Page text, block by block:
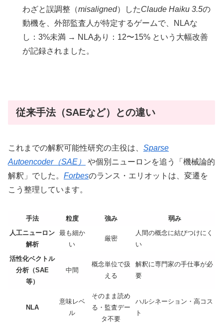
わざと誤調整（misaligned）したClaude Haiku 3.5の
動機を、外部監査人が特定するゲームで、NLAな
し：3%未満 → NLAあり：12〜15% という大幅改善
が記録されました。
従来手法（SAEなど）との違い
これまでの解釈可能性研究の主役は、 Sparse
Autoencoder（SAE）
や個別ニューロンを追う「機械論的
解釈」でした。 Forbesのランス・エリオットは、変遷を
こう整理しています。
手法 粒度 強み
弱み
人工ニューロン
解析
最も細か
い
厳密
人間の概念に結びつけにく
い
活性化ベクトル
分析（SAE
等）
中間
概念単位で扱
える
解釈に専門家の手仕事が必
要
NLA
意味レベ
ル
そのまま読め
る・監査デー
タ不要
ハルシネーション・高コス
ト